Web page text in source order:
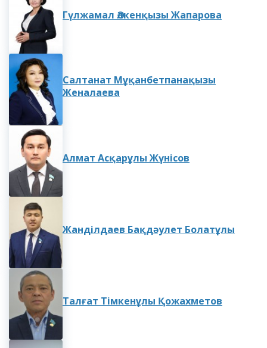
Гүлжамал Әлкенқызы Жапарова
Салтанат Мұқанбетпанақызы
Женалаева
Алмат Асқарұлы Жүнісов
Жанділдаев Бақдәулет Болатұлы
Талғат Тімкенұлы Қожахметов